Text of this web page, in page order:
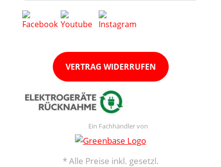
VERTRAG WIDERRUFEN
Ein Fachhändler von
* Alle Preise inkl. gesetzl.